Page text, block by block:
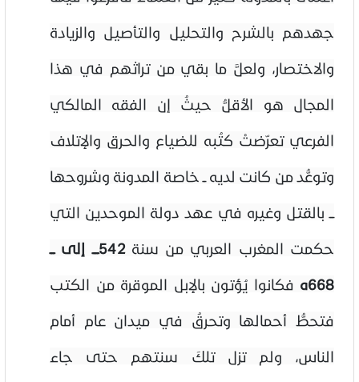
جهدهم بالشرح والتحليل والتأصيل والزيادة
والاختصار، ولعلَّ ما بقي من تراثهم في هذا
المجال هو الأقلُّ حيثُ إن الفقه المالكي
الفرعي تعرّضتْ كتُبه للضياع والحرق والإتلاف
وتوعُّد من كانت لديه ــ خاصة المدونة وشروحها
ـــ بالقتل وغيره في عهد دولة الموحدين التي
حكمت المغرب العربي من سنة 542ــــ إلى ـــ
668ه فكانوا يُؤتون بالإبل الموقرة من الكتب
فتحطُّ أحمالها وتحرقُ في ميدان عام أمام
الناس، ولم تزل تلكَ سنتهم حتى جاء